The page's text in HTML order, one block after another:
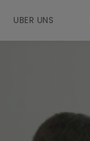
UBER UNS